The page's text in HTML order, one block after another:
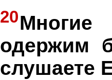
20
одержим
слушаете